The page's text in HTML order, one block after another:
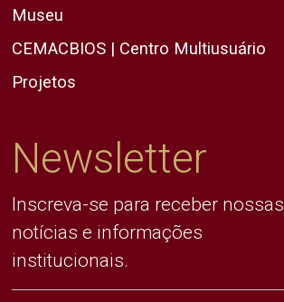
Museu
CEMACBIOS | Centro Multiusuário
Projetos
Newsletter
Inscreva-se para receber nossas
notícias e informações
institucionais.